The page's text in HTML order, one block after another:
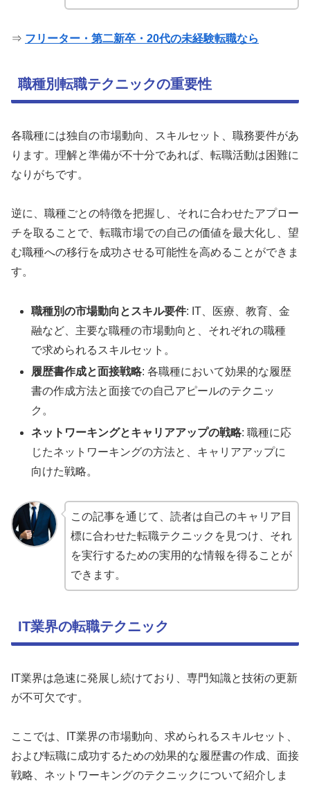
⇒ フリーター・第二新卒・20代の未経験転職なら
職種別転職テクニックの重要性
各職種には独自の市場動向、スキルセット、職務要件があ
ります。理解と準備が不十分であれば、転職活動は困難に
なりがちです。
逆に、職種ごとの特徴を把握し、それに合わせたアプロー
チを取ることで、転職市場での自己の価値を最大化し、望
む職種への移行を成功させる可能性を高めることができま
す。
職種別の市場動向とスキル要件: IT、医療、教育、金
融など、主要な職種の市場動向と、それぞれの職種
で求められるスキルセット。
履歴書作成と面接戦略: 各職種において効果的な履歴
書の作成方法と面接での自己アピールのテクニッ
ク。
ネットワーキングとキャリアアップの戦略: 職種に応
じたネットワーキングの方法と、キャリアアップに
向けた戦略。
この記事を通じて、読者は自己のキャリア目
標に合わせた転職テクニックを見つけ、それ
を実行するための実用的な情報を得ることが
できます。
IT業界の転職テクニック
IT業界は急速に発展し続けており、専門知識と技術の更新
が不可欠です。
ここでは、IT業界の市場動向、求められるスキルセット、
および転職に成功するための効果的な履歴書の作成、面接
戦略、ネットワーキングのテクニックについて紹介しま